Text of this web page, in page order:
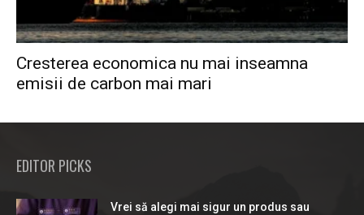
Cresterea economica nu mai inseamna
emisii de carbon mai mari
EDITOR PICKS
Vrei să alegi mai sigur un produs sau